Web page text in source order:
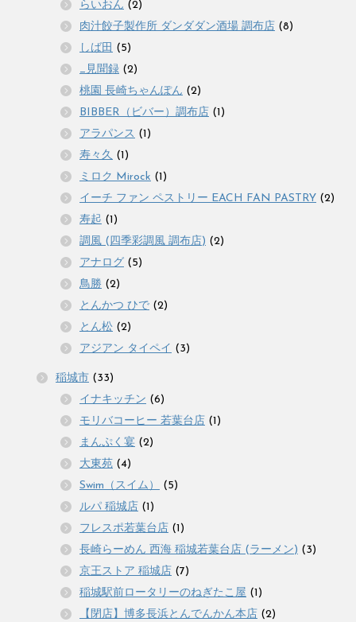
らいおん (2)
肉汁餃子製作所 ダンダダン酒場 調布店 (8)
しば田 (5)
_見聞録 (2)
桃園 長崎ちゃんぽん (2)
BIBBER（ビバー）調布店 (1)
アラパンス (1)
寿々久 (1)
ミロク Mirock (1)
イーチ ファン ペストリー EACH FAN PASTRY (2)
寿起 (1)
調風 (四季彩調風 調布店) (2)
アナログ (5)
鳥勝 (2)
とんかつ ひで (2)
とん松 (2)
アジアン タイペイ (3)
稲城市 (33)
イナキッチン (6)
モリバコーヒー 若葉台店 (1)
まんぷく宴 (2)
大東苑 (4)
Swim（スイム）
(5)
ルパ 稲城店 (1)
フレスポ若葉台店 (1)
長崎らーめん 西海 稲城若葉台店 (ラーメン) (3)
京王ストア 稲城店 (7)
稲城駅前ロータリーのねぎたこ屋 (1)
【閉店】博多長浜とんでんかん本店 (2)